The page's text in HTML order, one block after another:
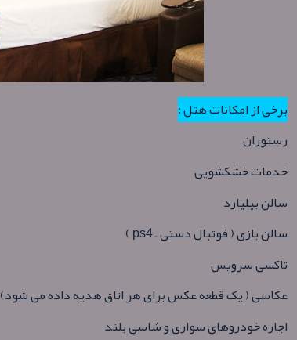
برخی از امکانات هتل :
رستوران
خدمات خشکشویی
سالن بیلیارد
سالن بازی ( فوتبال دستی – ps4 )
تاکسی سرویس
عکاسی ( یک قطعه عکس برای هر اتاق هدیه داده می شود)
اجاره خودروهای سواری و شاسی بلند